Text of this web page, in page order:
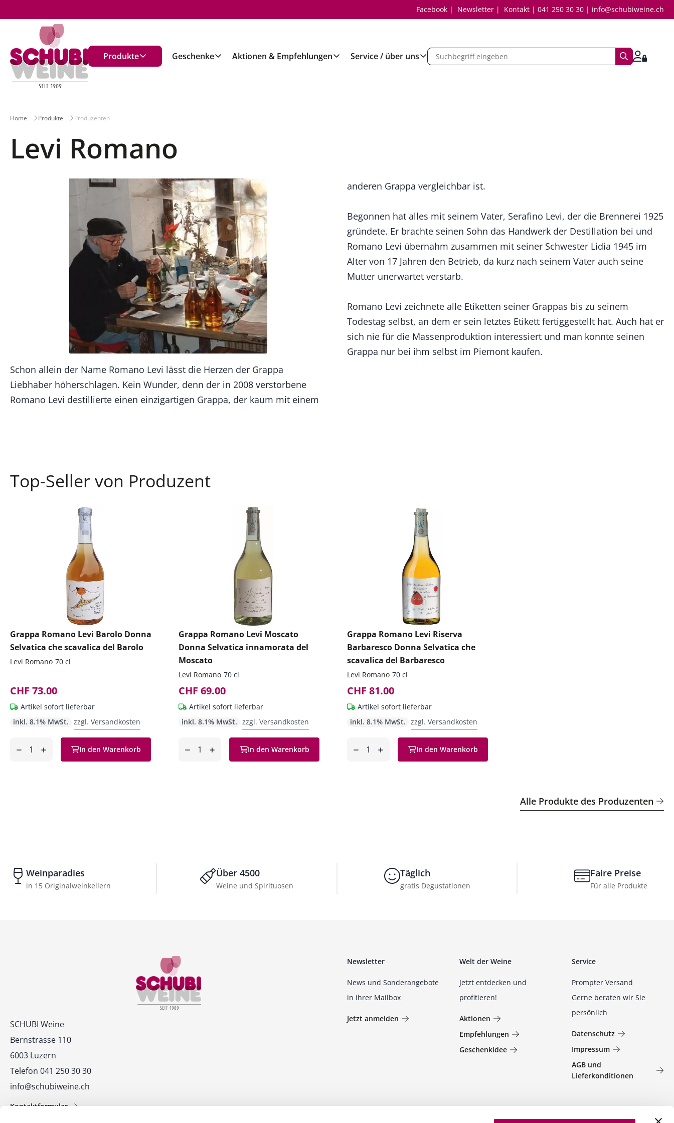
Facebook Newsletter Kontakt 041 250 30 30 info@schubiweine.ch
Produkte Geschenke Aktionen & Empfehlungen Service / über uns
Home Produkte Produzenten
Levi Romano
Schon allein der Name Romano Levi lässt die Herzen der Grappa
Liebhaber höherschlagen. Kein Wunder, denn der in 2008 verstorbene
Romano Levi destillierte einen einzigartigen Grappa, der kaum mit einem
anderen Grappa vergleichbar ist.
Begonnen hat alles mit seinem Vater, Serafino Levi, der die Brennerei 1925
gründete. Er brachte seinen Sohn das Handwerk der Destillation bei und
Romano Levi übernahm zusammen mit seiner Schwester Lidia 1945 im
Alter von 17 Jahren den Betrieb, da kurz nach seinem Vater auch seine
Mutter unerwartet verstarb.
Romano Levi zeichnete alle Etiketten seiner Grappas bis zu seinem
Todestag selbst, an dem er sein letztes Etikett fertiggestellt hat. Auch hat er
sich nie für die Massenproduktion interessiert und man konnte seinen
Grappa nur bei ihm selbst im Piemont kaufen.
Top-Seller von Produzent
Grappa Romano Levi Barolo Donna
Selvatica che scavalica del Barolo
Levi Romano 70 cl
CHF 73.00
Artikel sofort lieferbar
inkl. 8.1% MwSt. zzgl. Versandkosten
In den Warenkorb
Grappa Romano Levi Moscato
Donna Selvatica innamorata del
Moscato
Levi Romano 70 cl
CHF 69.00
Artikel sofort lieferbar
inkl. 8.1% MwSt. zzgl. Versandkosten
In den Warenkorb
Grappa Romano Levi Riserva
Barbaresco Donna Selvatica che
scavalica del Barbaresco
Levi Romano 70 cl
CHF 81.00
Artikel sofort lieferbar
inkl. 8.1% MwSt. zzgl. Versandkosten
In den Warenkorb
Alle Produkte des Produzenten
Weinparadies
in 15 Originalweinkellern
Über 4500
Weine und Spirituosen
Täglich
gratis Degustationen
Faire Preise
Für alle Produkte
Kontakt
SCHUBI Weine
Bernstrasse 110
6003 Luzern
Telefon 041 250 30 30
info@schubiweine.ch
Kontaktformular
Newsletter
News und Sonderangebote
in ihrer Mailbox
Jetzt anmelden
Welt der Weine
Jetzt entdecken und
profitieren!
Aktionen
Empfehlungen
Geschenkidee
Service
Prompter Versand
Gerne beraten wir Sie
persönlich
Datenschutz
Impressum
AGB und
Lieferkonditionen